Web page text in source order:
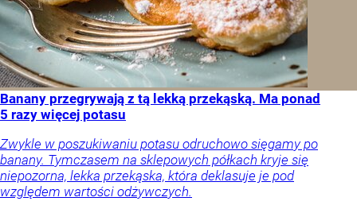
Banany przegrywają z tą lekką przekąską. Ma ponad
5 razy więcej potasu
Zwykle w poszukiwaniu potasu odruchowo sięgamy po
banany. Tymczasem na sklepowych półkach kryje się
niepozorna, lekka przekąska, która deklasuje je pod
względem wartości odżywczych.